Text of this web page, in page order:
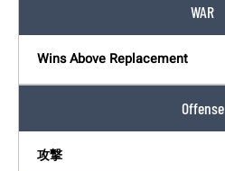
WAR
Wins Above Replacement
Offense
攻撃